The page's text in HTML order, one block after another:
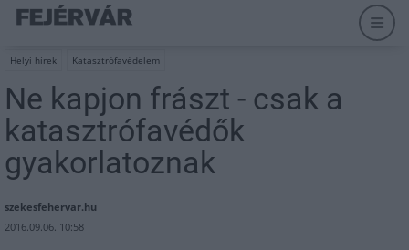
Helyi hírek Katasztrófavédelem
Ne kapjon frászt - csak a
katasztrófavédők
gyakorlatoznak
szekesfehervar.hu
2016.09.06. 10:58